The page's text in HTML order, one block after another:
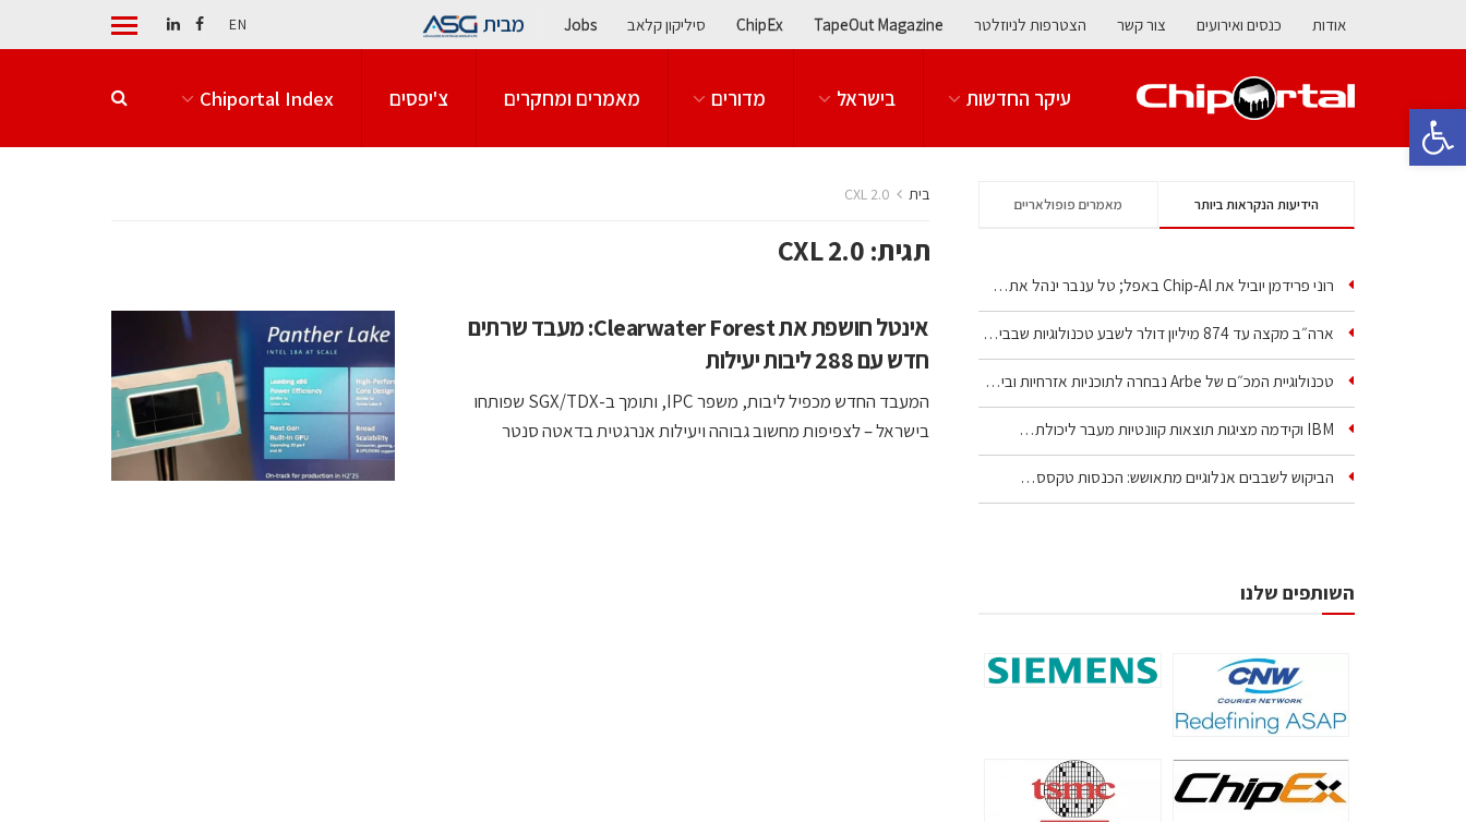
פתח סרגל נגישות
אודות כנסים ואירועים צור קשר הצטרפות לניוזלטר TapeOut Magazine
ChipEx סיליקון קלאב Jobs מבית EN
עיקר החדשות בישראל מדורים מאמרים ומחקרים צ'יפסים Chiportal Index
בית CXL 2.0
תגית: CXL 2.0
אינטל חושפת את Clearwater Forest: מעבד שרתים
חדש עם 288 ליבות יעילות
המעבד החדש מכפיל ליבות, משפר IPC, ותומך ב-SGX/TDX שפותחו
בישראל – לצפיפות מחשוב גבוהה ויעילות אנרגטית בדאטה סנטר
הידיעות הנקראות ביותר מאמרים פופולאריים
רוני פרידמן יוביל את Chip‑AI באפל; טל ענבר ינהל את…
ארה״ב מקצה עד 874 מיליון דולר לשבע טכנולוגיות שבבים…
טכנולוגיית המכ״ם של Arbe נבחרה לתוכניות אזרחיות וביטחוניות
IBM וקידמה מציגות תוצאות קוונטיות מעבר ליכולת…
הביקוש לשבבים אנלוגיים מתאושש: הכנסות טקסס…
השותפים שלנו